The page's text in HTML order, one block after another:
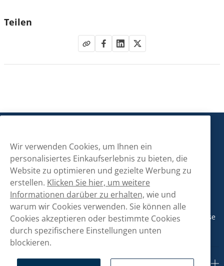
Teilen
Kontaktiere uns!
hallo@snusmarkt.ch
+410800561053
Mo/Di: 08:30-17 Uhr (Pause 12-13) Mi/Do: 10:30-19 Uhr (Pause
14-15) Fr: 09-17 Uhr (Pause 12-13)
Wir verwenden Cookies, um Ihnen ein
personalisiertes Einkaufserlebnis zu bieten, die
Website zu optimieren und gezielte Werbung zu
erstellen. Klicken Sie hier, um weitere
Informationen darüber zu erhalten, wie und
warum wir Cookies verwenden. Sie können alle
Cookies akzeptieren oder bestimmte Cookies
durch spezifischere Einstellungen unten
blockieren.